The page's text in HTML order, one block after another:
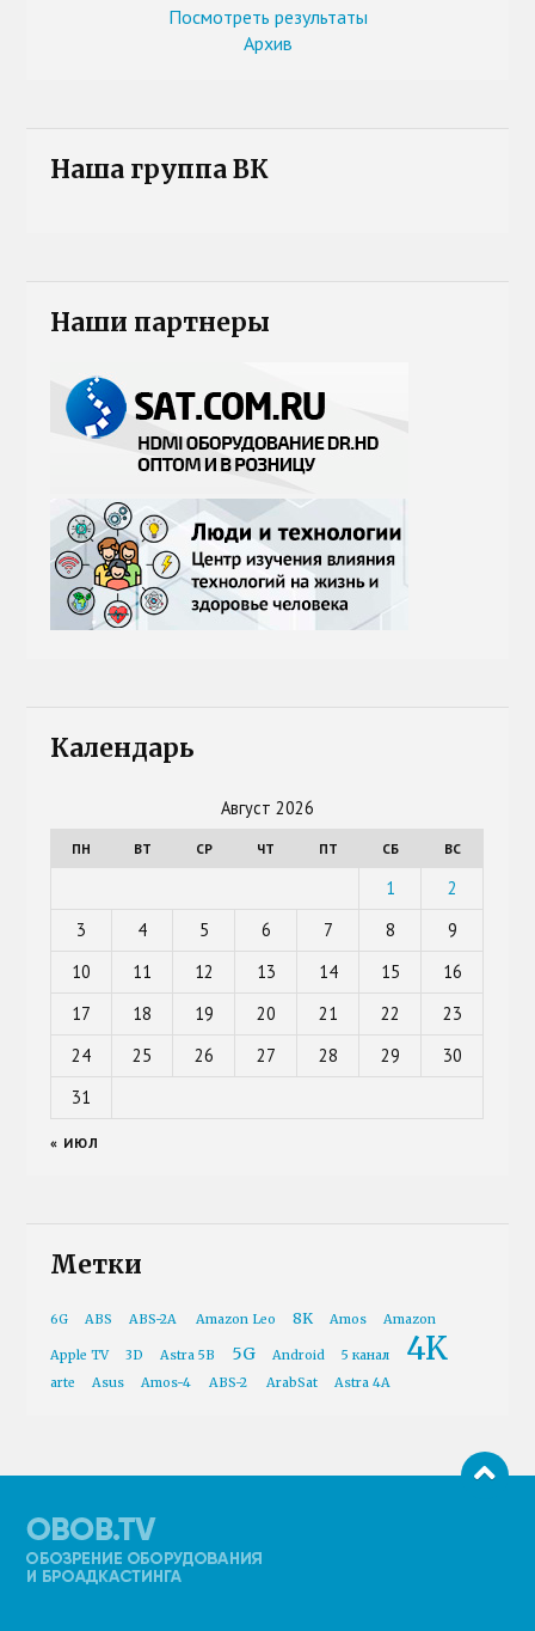
Посмотреть результаты
Архив
Наша группа ВК
Наши партнеры
Календарь
Август 2026
ПН ВТ СР ЧТ ПТ СБ ВС
1
2
3
4 5 6 7 8
9
10
11 12 13 14 15
16
17
18 19 20 21 22
23
24
25 26 27 28 29
30
31
« ИЮЛ
Метки
6G ABS ABS-2A Amazon Leo 8K Amos Amazon
Apple TV 3D Astra 5B 5G Android 5 канал 4K
arte Asus Amos-4 ABS-2 ArabSat Astra 4A